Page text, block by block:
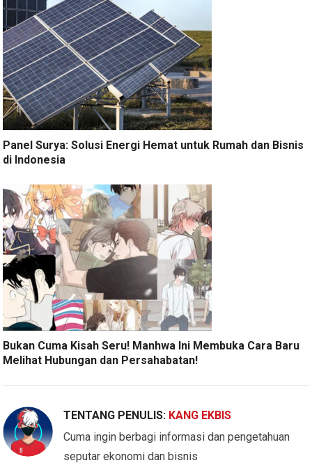
Panel Surya: Solusi Energi Hemat untuk Rumah dan Bisnis
di Indonesia
Bukan Cuma Kisah Seru! Manhwa Ini Membuka Cara Baru
Melihat Hubungan dan Persahabatan!
TENTANG PENULIS: KANG EKBIS
Cuma ingin berbagi informasi dan pengetahuan
seputar ekonomi dan bisnis